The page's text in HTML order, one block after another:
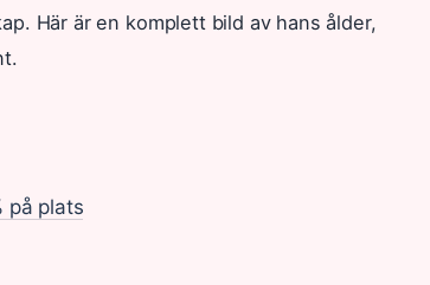
Här är en komplett bild av hans ålder,
på plats